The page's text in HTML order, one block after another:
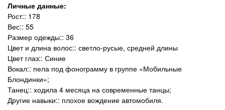
Личные данные:
Рост:: 178
Вес:: 55
Размер одежды:: 36
Цвет и длина волос:: светло-русые, средней длины
Цвет глаз:: Синие
Вокал:: пела под фонограмму в группе «Мобильные
Блондинки»;
Танец:: ходила 4 месяца на современные танцы;
Другие навыки:: плохое вождение автомобиля.